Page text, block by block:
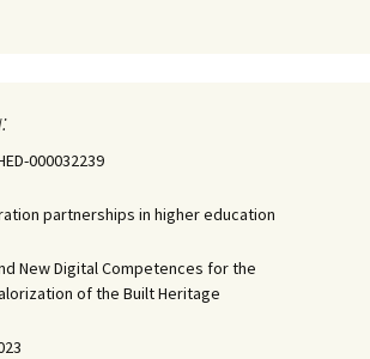
000032239
partnerships in higher education
New Digital Competences for the
of the Built Heritage